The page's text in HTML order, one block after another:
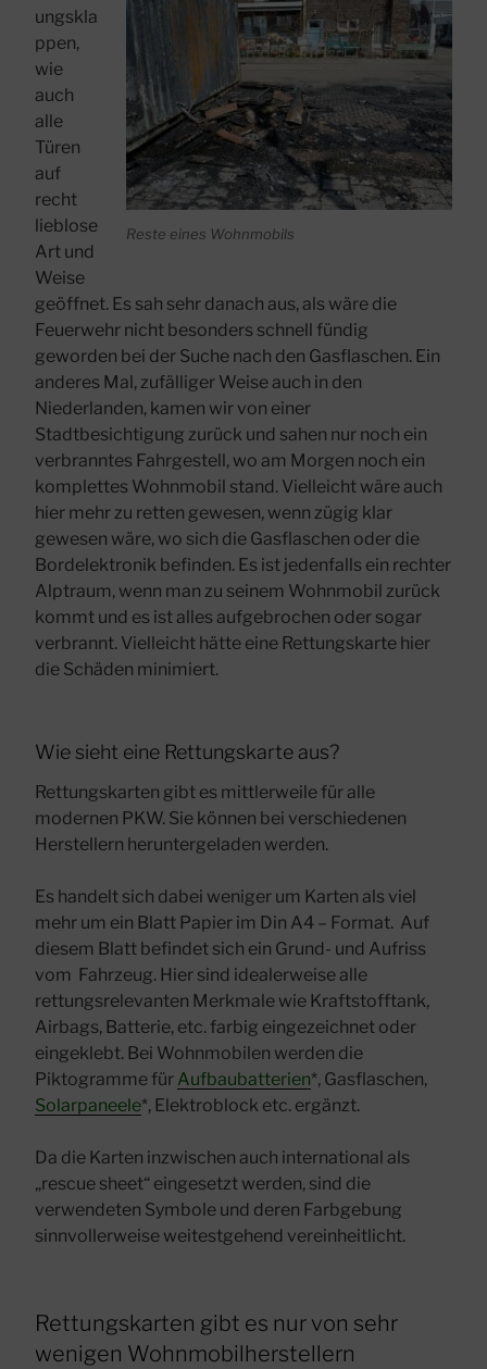
Reste eines Wohnmobils
ungskla
ppen,
wie
auch
alle
Türen
auf
recht
lieblose
Art und
Weise
geöffnet. Es sah sehr danach aus, als wäre die
Feuerwehr nicht besonders schnell fündig
geworden bei der Suche nach den Gasflaschen. Ein
anderes Mal, zufälliger Weise auch in den
Niederlanden, kamen wir von einer
Stadtbesichtigung zurück und sahen nur noch ein
verbranntes Fahrgestell, wo am Morgen noch ein
komplettes Wohnmobil stand. Vielleicht wäre auch
hier mehr zu retten gewesen, wenn zügig klar
gewesen wäre, wo sich die Gasflaschen oder die
Bordelektronik befinden. Es ist jedenfalls ein rechter
Alptraum, wenn man zu seinem Wohnmobil zurück
kommt und es ist alles aufgebrochen oder sogar
verbrannt. Vielleicht hätte eine Rettungskarte hier
die Schäden minimiert.
Wie sieht eine Rettungskarte aus?
Rettungskarten gibt es mittlerweile für alle
modernen PKW. Sie können bei verschiedenen
Herstellern heruntergeladen werden.
Es handelt sich dabei weniger um Karten als viel
mehr um ein Blatt Papier im Din A4 – Format. Auf
diesem Blatt befindet sich ein Grund- und Aufriss
vom Fahrzeug. Hier sind idealerweise alle
rettungsrelevanten Merkmale wie Kraftstofftank,
Airbags, Batterie, etc. farbig eingezeichnet oder
eingeklebt. Bei Wohnmobilen werden die
Piktogramme für Aufbaubatterien*, Gasflaschen,
Solarpaneele*, Elektroblock etc. ergänzt.
Da die Karten inzwischen auch international als
„rescue sheet“ eingesetzt werden, sind die
verwendeten Symbole und deren Farbgebung
sinnvollerweise weitestgehend vereinheitlicht.
Rettungskarten gibt es nur von sehr
wenigen Wohnmobilherstellern